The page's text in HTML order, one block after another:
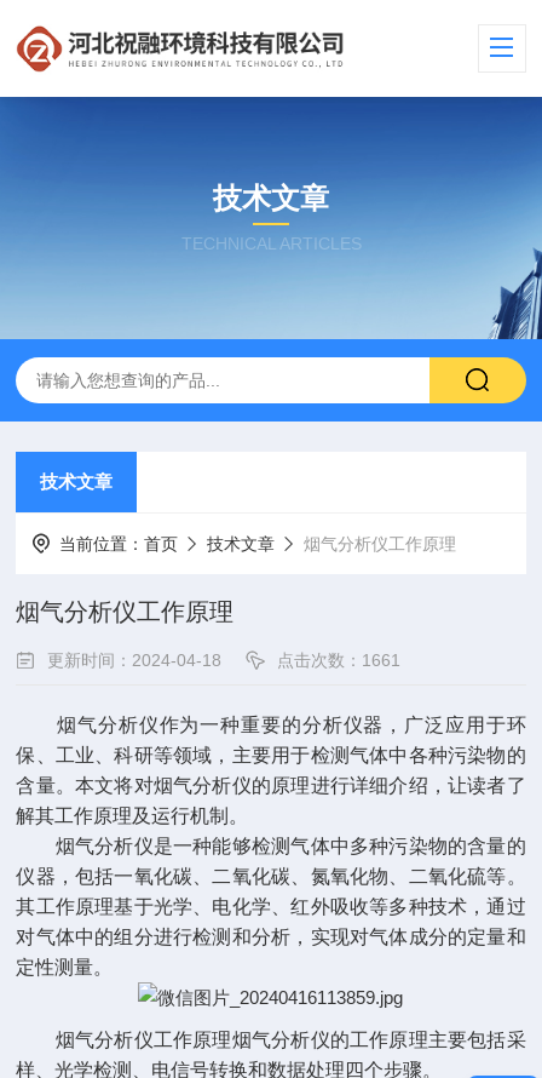
技术文章
TECHNICAL ARTICLES
技术文章
当前位置：首页 技术文章 烟气分析仪工作原理
烟气分析仪工作原理
更新时间：2024-04-18 点击次数：1661
烟气分析仪作为一种重要的分析仪器，广泛应用于环
保、工业、科研等领域，主要用于检测气体中各种污染物的
含量。本文将对烟气分析仪的原理进行详细介绍，让读者了
解其工作原理及运行机制。
烟气分析仪是一种能够检测气体中多种污染物的含量的
仪器，包括一氧化碳、二氧化碳、氮氧化物、二氧化硫等。
其工作原理基于光学、电化学、红外吸收等多种技术，通过
对气体中的组分进行检测和分析，实现对气体成分的定量和
定性测量。
烟气分析仪工作原理烟气分析仪的工作原理主要包括采
样、光学检测、电信号转换和数据处理四个步骤。